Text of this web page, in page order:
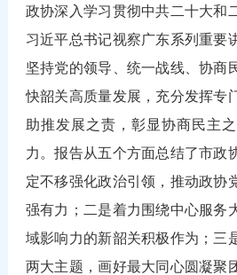
政协深入学习贯彻中共二十大和
习近平总书记视察广东系列重要
坚持党的领导、统一战线、协商
快韶关高质量发展，充分发挥专
助推发展之责，彰显协商民主
力。报告从五个方面总结了市政
定不移强化政治引领，推动政协
强有力；二是着力围绕中心服务
域影响力的新韶关积极作为；三
两大主题，画好最大同心圆凝聚